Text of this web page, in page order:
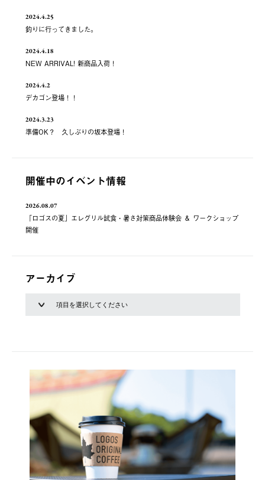
2024.4.25
釣りに行ってきました。
2024.4.18
NEW ARRIVAL! 新商品入荷！
2024.4.2
デカゴン登場！！
2024.3.23
準備OK？ 久しぶりの坂本登場！
開催中のイベント情報
2026.08.07
「ロゴスの夏」エレグリル試食・暑さ対策商品体験会 ＆ ワークショップ
開催
アーカイブ